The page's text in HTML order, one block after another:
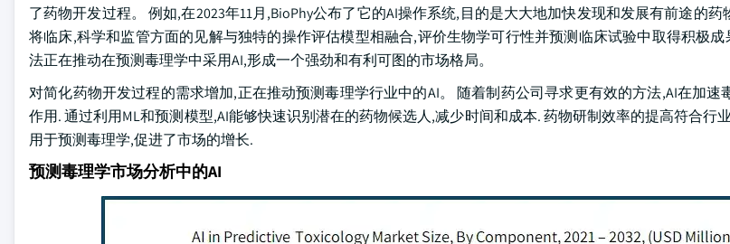
了药物开发过程。 例如,在2023年11月,BioPhy公布了它的AI操作系统,目的是大大地加快发现和发展有前途的药
将临床,科学和监管方面的见解与独特的操作评估模型相融合,评价生物学可行性并预测临床试验中取得积极
法正在推动在预测毒理学中采用AI,形成一个强劲和有利可图的市场格局。
对简化药物开发过程的需求增加,正在推动预测毒理学行业中的AI。 随着制药公司寻求更有效的方法,AI在加速
作用. 通过利用ML和预测模型,AI能够快速识别潜在的药物候选人,减少时间和成本. 药物研制效率的提高符合行
用于预测毒理学,促进了市场的增长.
预测毒理学市场分析中的AI